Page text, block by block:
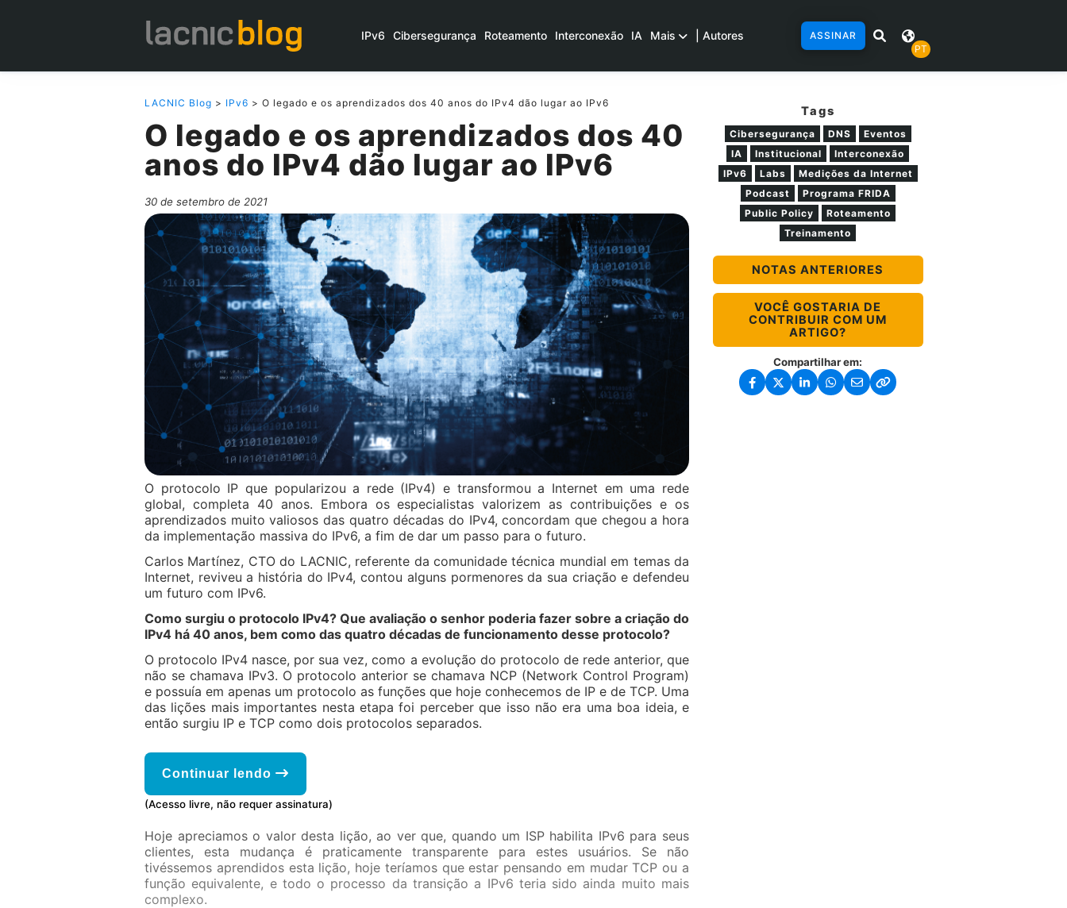
IPv6 Cibersegurança Roteamento Interconexão IA Mais | Autores
ASSINAR
PT
LACNIC Blog > IPv6 > O legado e os aprendizados dos 40 anos do IPv4 dão lugar ao IPv6
O legado e os aprendizados dos 40
anos do IPv4 dão lugar ao IPv6
30 de setembro de 2021
O protocolo IP que popularizou a rede (IPv4) e transformou a Internet em uma rede
global, completa 40 anos. Embora os especialistas valorizem as contribuições e os
aprendizados muito valiosos das quatro décadas do IPv4, concordam que chegou a hora
da implementação massiva do IPv6, a fim de dar um passo para o futuro.
Carlos Martínez, CTO do LACNIC, referente da comunidade técnica mundial em temas da
Internet, reviveu a história do IPv4, contou alguns pormenores da sua criação e defendeu
um futuro com IPv6.
Como surgiu o protocolo IPv4? Que avaliação o senhor poderia fazer sobre a criação do
IPv4 há 40 anos, bem como das quatro décadas de funcionamento desse protocolo?
O protocolo IPv4 nasce, por sua vez, como a evolução do protocolo de rede anterior, que
não se chamava IPv3. O protocolo anterior se chamava NCP (Network Control Program)
e possuía em apenas um protocolo as funções que hoje conhecemos de IP e de TCP. Uma
das lições mais importantes nesta etapa foi perceber que isso não era uma boa ideia, e
então surgiu IP e TCP como dois protocolos separados.
Continuar lendo
(Acesso livre, não requer assinatura)
Hoje apreciamos o valor desta lição, ao ver que, quando um ISP habilita IPv6 para seus
clientes, esta mudança é praticamente transparente para estes usuários. Se não
tivéssemos aprendidos esta lição, hoje teríamos que estar pensando em mudar TCP ou a
função equivalente, e todo o processo da transição a IPv6 teria sido ainda muito mais
complexo.
Tags
Cibersegurança DNS
Eventos
IA
Institucional
Interconexão
IPv6
Labs
Medições da Internet
Podcast
Programa FRIDA
Public Policy
Roteamento
Treinamento
NOTAS ANTERIORES
VOCÊ GOSTARIA DE
CONTRIBUIR COM UM
ARTIGO?
Compartilhar em: